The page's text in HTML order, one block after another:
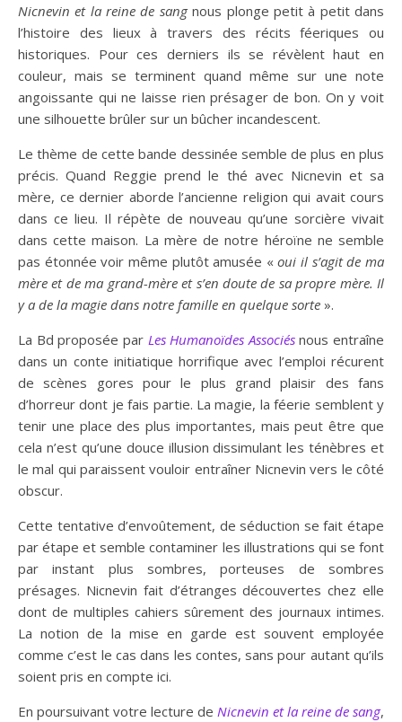
Nicnevin et la reine de sangnous plonge petit à petit dans
l’histoire des lieux à travers des récits féeriques ou
historiques. Pour ces derniers ils se révèlent haut en
couleur, mais se terminent quand même sur une note
angoissante qui ne laisse rien présager de bon. On y voit
une silhouette brûler sur un bûcher incandescent.
Le thème de cette bande dessinée semble de plus en plus
précis. Quand Reggie prend le thé avec Nicnevin et sa
mère, ce dernier aborde l’ancienne religion qui avait cours
dans ce lieu. Il répète de nouveau qu’une sorcière vivait
dans cette maison. La mère de notre héroïne ne semble
pas étonnée voir même plutôt amusée «oui il s’agit de ma
mère et de ma grand-mère et s’en doute de sa propre mère. Il
y a de la magie dans notre famille en quelque sorte ».
La Bd proposée par Les Humanoïdes Associésnous entraîne
dans un conte initiatique horrifique avec l’emploi récurent
de scènes gores pour le plus grand plaisir des fans
d’horreur dont je fais partie. La magie, la féerie semblent y
tenir une place des plus importantes, mais peut être que
cela n’est qu’une douce illusion dissimulant les ténèbres et
le mal qui paraissent vouloir entraîner Nicnevin vers le côté
obscur.
Cette tentative d’envoûtement, de séduction se fait étape
par étape et semble contaminer les illustrations qui se font
par instant plus sombres, porteuses de sombres
présages. Nicnevin fait d’étranges découvertes chez elle
dont de multiples cahiers sûrement des journaux intimes.
La notion de la mise en garde est souvent employée
comme c’est le cas dans les contes, sans pour autant qu’ils
soient pris en compte ici.
En poursuivant votre lecture de Nicnevin et la reine de sang,